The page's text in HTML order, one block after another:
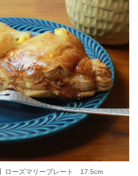
ローズマリープレート 17.5cm